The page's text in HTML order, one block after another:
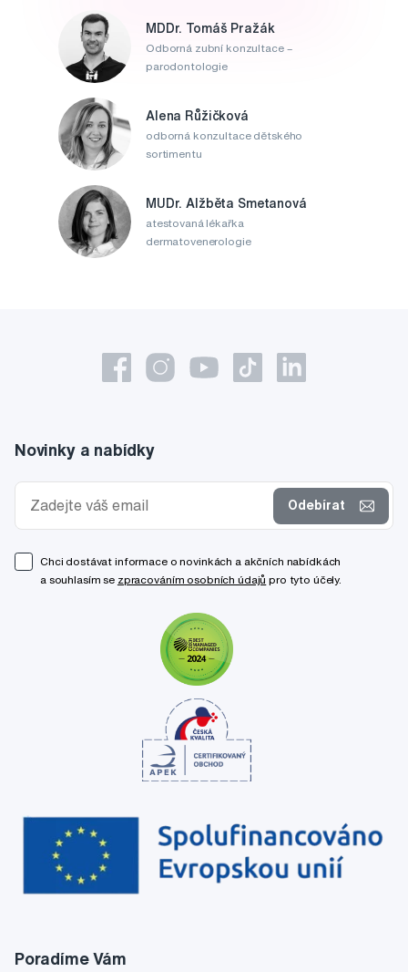
MDDr. Tomáš Pražák
Odborná zubní konzultace –
parodontologie
Alena Růžičková
odborná konzultace dětského
sortimentu
MUDr. Alžběta Smetanová
atestovaná lékařka
dermatovenerologie
Poradíme Vám
Novinky a nabídky
Odebírat
Chci dostávat informace o novinkách a akčních nabídkách
a souhlasím se zpracováním osobních údajů pro tyto účely.